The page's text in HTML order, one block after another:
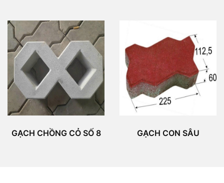
GẠCH CHỒNG CỎ SỐ 8 GẠCH CON SÂU